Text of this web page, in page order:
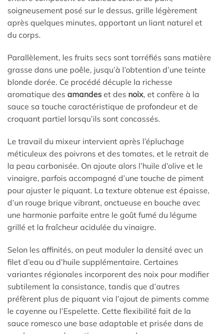
soigneusement posé sur le dessus, grille légèrement
après quelques minutes, apportant un liant naturel et
du corps.
Parallèlement, les fruits secs sont torréfiés sans matière
grasse dans une poêle, jusqu’à l’obtention d’une teinte
blonde dorée. Ce procédé décuple la richesse
aromatique des amandes et des noix, et confère à la
sauce sa touche caractéristique de profondeur et de
croquant partiel lorsqu’ils sont concassés.
Le travail du mixeur intervient après l’épluchage
méticuleux des poivrons et des tomates, et le retrait de
la peau carbonisée. On ajoute alors l’huile d’olive et le
vinaigre, parfois accompagné d’une touche de piment
pour ajuster le piquant. La texture obtenue est épaisse,
d’un rouge brique vibrant, onctueuse en bouche avec
une harmonie parfaite entre le goût fumé du légume
grillé et la fraîcheur acidulée du vinaigre.
Selon les affinités, on peut moduler la densité avec un
filet d’eau ou d’huile supplémentaire. Certaines
variantes régionales incorporent des noix pour modifier
subtilement la consistance, tandis que d’autres
préfèrent plus de piquant via l’ajout de piments comme
le cayenne ou l’Espelette. Cette flexibilité fait de la
sauce romesco une base adaptable et prisée dans de